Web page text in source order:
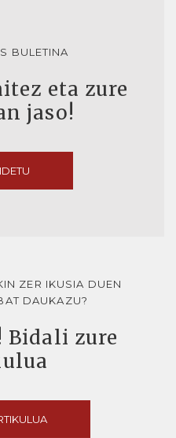
BULETINA
eta zure
jaso!
ZER IKUSIA DUEN
DAUKAZU?
Bidali zure